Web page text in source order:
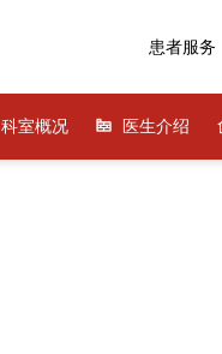
患者服务
科室概况 医生介绍